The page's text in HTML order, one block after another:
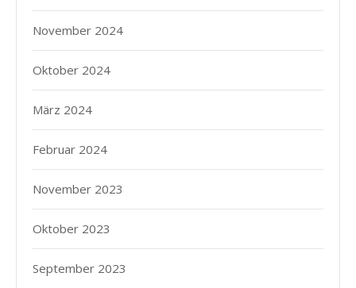
November 2024
Oktober 2024
März 2024
Februar 2024
November 2023
Oktober 2023
September 2023